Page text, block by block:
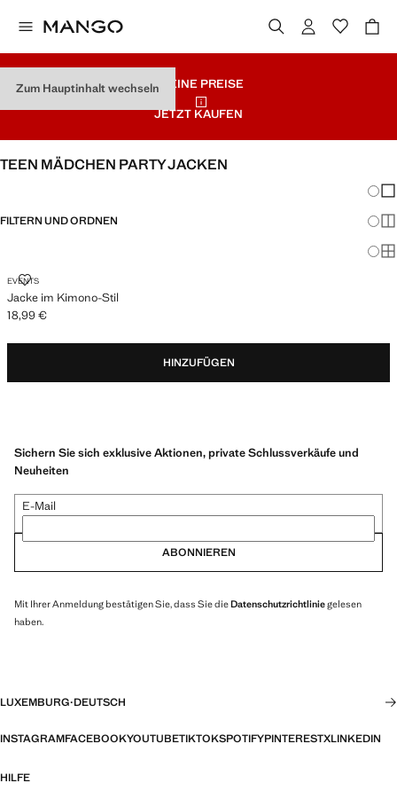
Zum Hauptinhalt wechselnKLEINE PREISE
JETZT KAUFEN
TEEN MÄDCHEN PARTY JACKEN
FILTERN UND ORDNEN
EVENTS
Jacke im Kimono-Stil
JACKE IM KIMONO-STIL
Aktueller Preis [18,99 € ]
18,99 €
HINZUFÜGEN
Sichern Sie sich exklusive Aktionen, private Schlussverkäufe und
Neuheiten
E-Mail
ABONNIEREN
Mit Ihrer Anmeldung bestätigen Sie, dass Sie dieDatenschutzrichtliniegelesen
haben.
LUXEMBURG·DEUTSCH
INSTAGRAMFACEBOOKYOUTUBETIKTOKSPOTIFYPINTERESTXLINKEDIN
HILFE